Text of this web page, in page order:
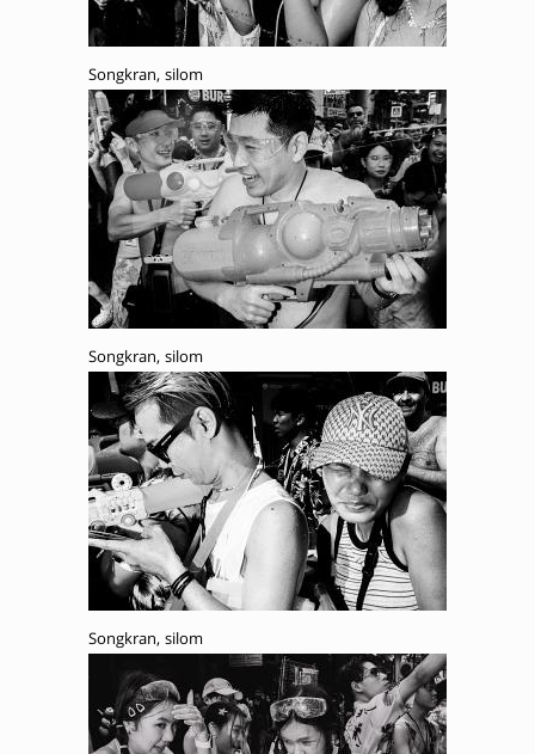
Songkran, silom
Songkran, silom
Songkran, silom